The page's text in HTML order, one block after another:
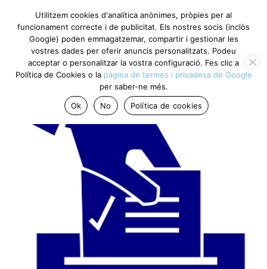
Utilitzem cookies d'analítica anònimes, pròpies per al
funcionament correcte i de publicitat. Els nostres socis (inclòs
Google) poden emmagatzemar, compartir i gestionar les
vostres dades per oferir anuncis personalitzats. Podeu
acceptar o personalitzar la vostra configuració. Fes clic a
Política de Cookies o la pàgina de termes i privadesa de Google
per saber-ne més.
Ok
No Política de cookies